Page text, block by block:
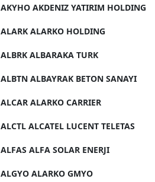
AKYHO AKDENIZ YATIRIM HOLDING
ALARK ALARKO HOLDING
ALBRK ALBARAKA TURK
ALBTN ALBAYRAK BETON SANAYI
ALCAR ALARKO CARRIER
ALCTL ALCATEL LUCENT TELETAS
ALFAS ALFA SOLAR ENERJI
ALGYO ALARKO GMYO